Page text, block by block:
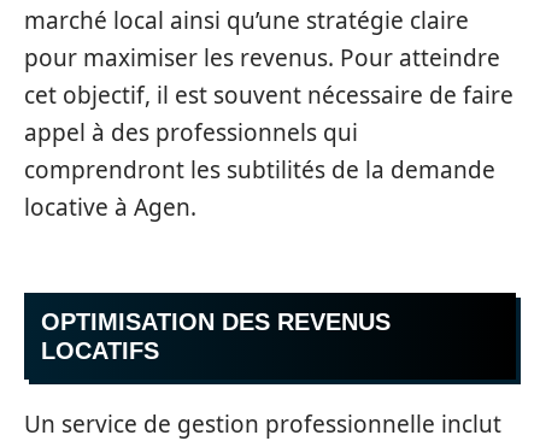
marché local ainsi qu’une stratégie claire
pour maximiser les revenus. Pour atteindre
cet objectif, il est souvent nécessaire de faire
appel à des professionnels qui
comprendront les subtilités de la demande
locative à Agen.
OPTIMISATION DES REVENUS
LOCATIFS
Un service de gestion professionnelle inclut